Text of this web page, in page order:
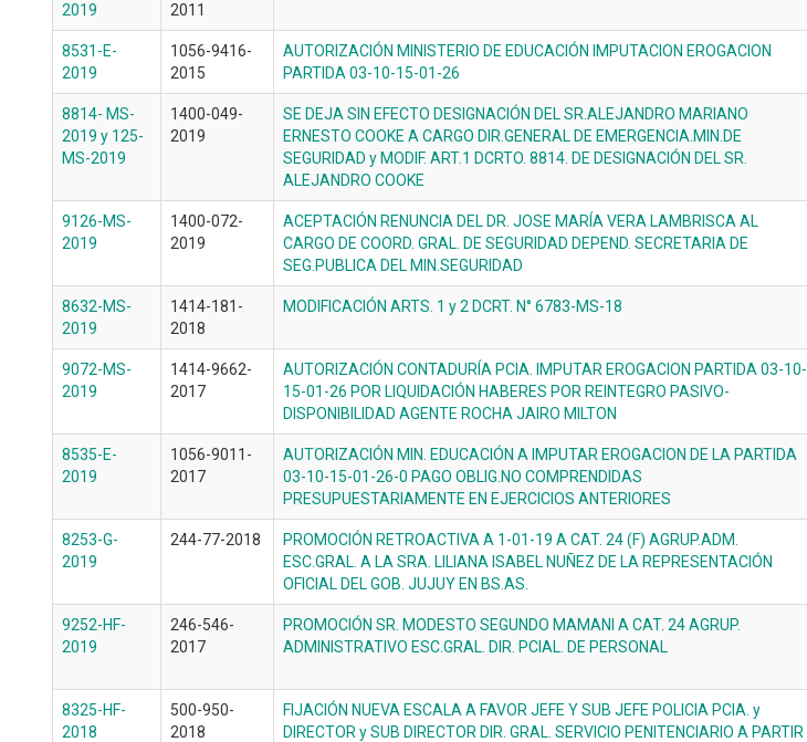
2019
2011
8531-E-
2019
1056-9416-
2015
AUTORIZACIÓN MINISTERIO DE EDUCACIÓN IMPUTACION EROGACION
PARTIDA 03-10-15-01-26
8814- MS-
2019 y 125-
MS-2019
1400-049-
2019
SE DEJA SIN EFECTO DESIGNACIÓN DEL SR.ALEJANDRO MARIANO
ERNESTO COOKE A CARGO DIR.GENERAL DE EMERGENCIA.MIN.DE
SEGURIDAD y MODIF. ART.1 DCRTO. 8814. DE DESIGNACIÓN DEL SR.
ALEJANDRO COOKE
9126-MS-
2019
1400-072-
2019
ACEPTACIÓN RENUNCIA DEL DR. JOSE MARÍA VERA LAMBRISCA AL
CARGO DE COORD. GRAL. DE SEGURIDAD DEPEND. SECRETARIA DE
SEG.PUBLICA DEL MIN.SEGURIDAD
8632-MS-
2019
1414-181-
2018
MODIFICACIÓN ARTS. 1 y 2 DCRT. N° 6783-MS-18
9072-MS-
2019
1414-9662-
2017
AUTORIZACIÓN CONTADURÍA PCIA. IMPUTAR EROGACION PARTIDA 03-10-
15-01-26 POR LIQUIDACIÓN HABERES POR REINTEGRO PASIVO-
DISPONIBILIDAD AGENTE ROCHA JAIRO MILTON
8535-E-
2019
1056-9011-
2017
AUTORIZACIÓN MIN. EDUCACIÓN A IMPUTAR EROGACION DE LA PARTIDA
03-10-15-01-26-0 PAGO OBLIG.NO COMPRENDIDAS
PRESUPUESTARIAMENTE EN EJERCICIOS ANTERIORES
8253-G-
2019
244-77-2018
PROMOCIÓN RETROACTIVA A 1-01-19 A CAT. 24 (F) AGRUP.ADM.
ESC.GRAL. A LA SRA. LILIANA ISABEL NUÑEZ DE LA REPRESENTACIÓN
OFICIAL DEL GOB. JUJUY EN BS.AS.
9252-HF-
2019
246-546-
2017
PROMOCIÓN SR. MODESTO SEGUNDO MAMANI A CAT. 24 AGRUP.
ADMINISTRATIVO ESC.GRAL. DIR. PCIAL. DE PERSONAL
8325-HF-
2018
500-950-
2018
FIJACIÓN NUEVA ESCALA A FAVOR JEFE Y SUB JEFE POLICIA PCIA. y
DIRECTOR y SUB DIRECTOR DIR. GRAL. SERVICIO PENITENCIARIO A PARTIR